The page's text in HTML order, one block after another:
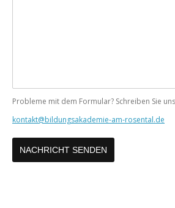
Probleme mit dem Formular? Schreiben Sie
kontakt@bildungsakademie-am-rosental.de